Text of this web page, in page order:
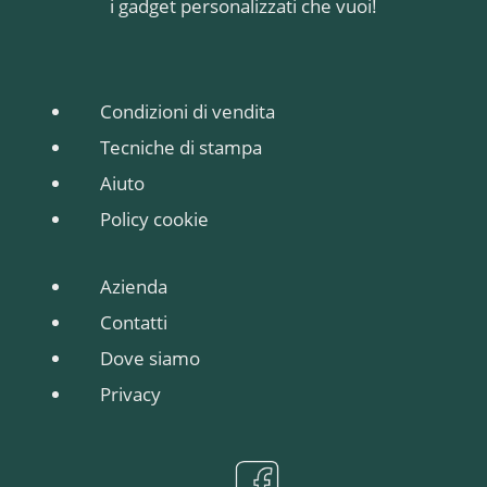
su ogni singolo foglio.
su ogni singolo foglio.
i gadget personalizzati che vuoi!
Condizioni di vendita
Tecniche di stampa
Aiuto
Policy cookie
Azienda
Contatti
Dove siamo
Privacy